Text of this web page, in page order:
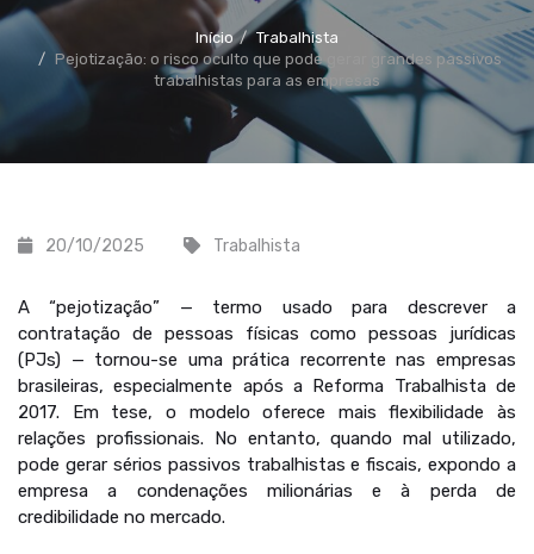
Início
Trabalhista
Pejotização: o risco oculto que pode gerar grandes passivos
trabalhistas para as empresas
20/10/2025 Trabalhista
A “pejotização” — termo usado para descrever a
contratação de pessoas físicas como pessoas jurídicas
(PJs) — tornou-se uma prática recorrente nas empresas
brasileiras, especialmente após a Reforma Trabalhista de
2017. Em tese, o modelo oferece mais flexibilidade às
relações profissionais. No entanto, quando mal utilizado,
pode gerar sérios passivos trabalhistas e fiscais, expondo a
empresa a condenações milionárias e à perda de
credibilidade no mercado.